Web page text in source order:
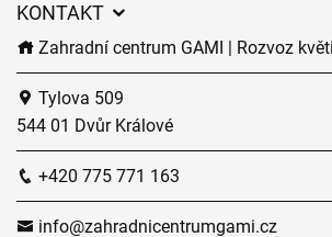
KONTAKT
Zahradní centrum GAMI | Rozvoz
Tylova 509
544 01 Dvůr Králové
+420 775 771 163
info@zahradnicentrumgami.cz